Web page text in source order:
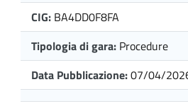
CIG: BA4DD0F8FA
Tipologia di gara: Procedure
Data Pubblicazione:07/04/